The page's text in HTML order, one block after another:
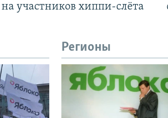
участников хиппи-слёта
Регионы